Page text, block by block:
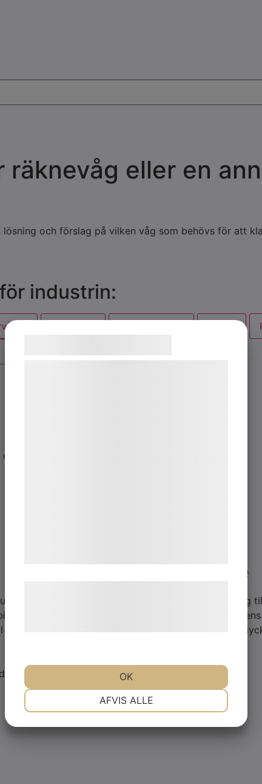
räknevåg eller en
och förslag på vilken våg som behövs för att
industrin:
från en eller...
/ Carl Lidén Vågservice
underhåll, service, dokumentation och försäljning
om våra vågar m.m. Vi har gedigen
behov. Vi gör allt för våra kunder då vi är
full dokumentation.
AFVIS ALLE
OK